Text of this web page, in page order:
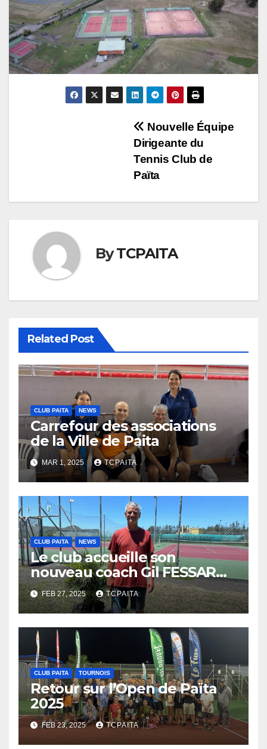
Nouvelle Équipe
Dirigeante du
Tennis Club de
Païta
ByTCPAITA
Related Post
CLUB PAITA NEWS
Carrefour des associations
de la Ville de Paita
MAR 1, 2025 TCPAITA
CLUB PAITA NEWS
Le club accueille son
nouveau coach Gil FESSARD :
Nouvelle énergie
FEB 27, 2025 TCPAITA
CLUB PAITA TOURNOIS
Retour sur l’Open de Païta
2025
FEB 23, 2025 TCPAITA